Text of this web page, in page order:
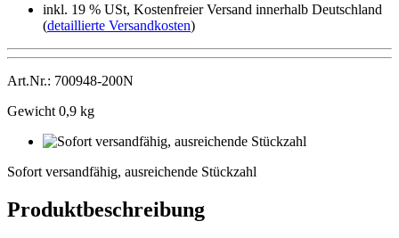
inkl. 19 % USt, Kostenfreier Versand innerhalb Deutschland
(detaillierte Versandkosten)
Art.Nr.: 700948-200N
Gewicht 0,9 kg
Sofort versandfähig, ausreichende Stückzahl
Produktbeschreibung